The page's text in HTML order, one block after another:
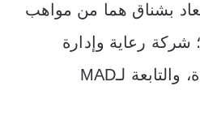
بشناق هما من مواهب
شركة MAD Celebrity؛ شركة رعاية وإدارة
المواهب العربية الرائدة، والتابعة لـMAD